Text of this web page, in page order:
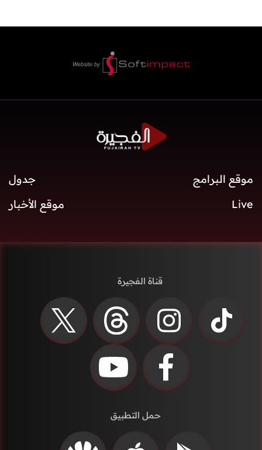
موقع البرامج
جدول
Live
موقع الأخبار
قناة الفجيرة
حمل التطبيق